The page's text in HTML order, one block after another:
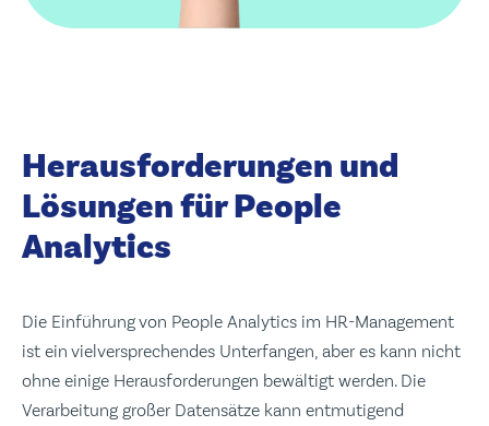
Herausforderungen und
Lösungen für People
Analytics
Die Einführung von People Analytics im HR-Management
ist ein vielversprechendes Unterfangen, aber es kann nicht
ohne einige Herausforderungen bewältigt werden. Die
Verarbeitung großer Datensätze kann entmutigend